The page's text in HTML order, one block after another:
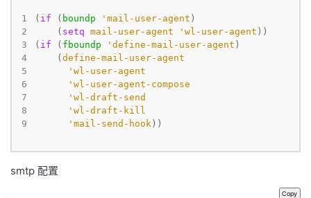
1
2
3
4
5
6
7
8
9
( if ( boundp 'mail-user-agent
    (
setq mail-user-agent 'wl-user-agent
( if ( fboundp 'define-mail-user-agent
    (
define-mail-user-agent
'wl-user-agent
'wl-user-agent-compose
'wl-draft-send
'wl-draft-kill
'mail-send-hook))
smtp 配置
Copy